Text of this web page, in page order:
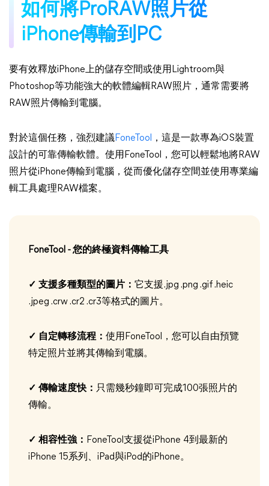
如何將ProRAW照片從
iPhone傳輸到PC
要有效釋放iPhone上的儲存空間或使用Lightroom與
Photoshop等功能強大的軟體編輯RAW照片，通常需要將
RAW照片傳輸到電腦。
對於這個任務，強烈建議FoneTool
，這是一款專為iOS裝置
設計的可靠傳輸軟體。使用FoneTool，您可以輕鬆地將RAW
照片從iPhone傳輸到電腦，從而優化儲存空間並使用專業編
輯工具處理RAW檔案。
FoneTool - 您的終極資料傳輸工具
✓ 支援多種類型的圖片： 它支援.jpg .png .gif .heic
.jpeg .crw .cr2 .cr3等格式的圖片。
✓ 自定轉移流程： 使用FoneTool，您可以自由預覽
特定照片並將其傳輸到電腦。
✓ 傳輸速度快： 只需幾秒鐘即可完成100張照片的
傳輸。
✓ 相容性強： FoneTool支援從iPhone 4到最新的
iPhone 15系列、iPad與iPod的iPhone。